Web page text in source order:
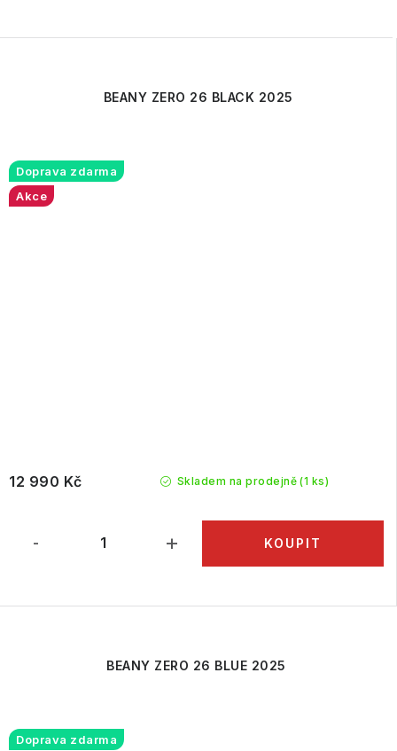
BEANY ZERO 26 BLACK 2025
Doprava zdarma
Akce
Skladem na prodejně (1 ks)
12 990 Kč
BEANY ZERO 26 BLUE 2025
Doprava zdarma